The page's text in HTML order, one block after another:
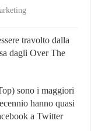
travolto dalla
dagli Over The
sono i maggiori
hanno quasi
a Twitter